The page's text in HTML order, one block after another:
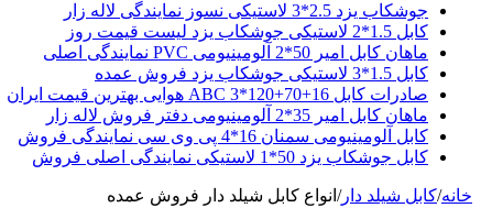
جوشکاب یزد 2.5*3 لاستیکی نسوز نمایندگی لاله زار
کابل 1.5*2 لاستیکی جوشکاب یزد لیست قیمت روز
ماهان کابل امیر 50*2 آلومینیومی PVC نمایندگی اصلی
کابل 1.5*3 لاستیکی جوشکاب یزد فروش عمده
صادرات کابل 16+70+120*3 ABC هوایی بهترین قیمت ایران
ماهان کابل امیر 35*2 آلومینیومی دفتر فروش لاله زار
کابل آلومینیومی سمنان 16*4 پی وی سی نمایندگی فروش
کابل جوشکاب یزد 50*1 لاستیکی نمایندگی اصلی فروش
خانه/کابل شیلد دار/ انواع کابل شیلد دار فروش عمده